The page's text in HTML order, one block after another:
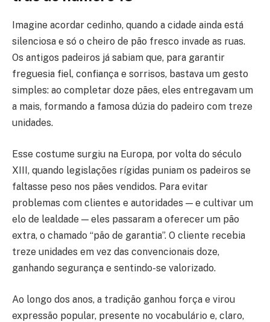
Imagine acordar cedinho, quando a cidade ainda está
silenciosa e só o cheiro de pão fresco invade as ruas.
Os antigos padeiros já sabiam que, para garantir
freguesia fiel, confiança e sorrisos, bastava um gesto
simples: ao completar doze pães, eles entregavam um
a mais, formando a famosa dúzia do padeiro com treze
unidades.
Esse costume surgiu na Europa, por volta do século
XIII, quando legislações rígidas puniam os padeiros se
faltasse peso nos pães vendidos. Para evitar
problemas com clientes e autoridades — e cultivar um
elo de lealdade — eles passaram a oferecer um pão
extra, o chamado “pão de garantia”. O cliente recebia
treze unidades em vez das convencionais doze,
ganhando segurança e sentindo-se valorizado.
Ao longo dos anos, a tradição ganhou força e virou
expressão popular, presente no vocabulário e, claro,